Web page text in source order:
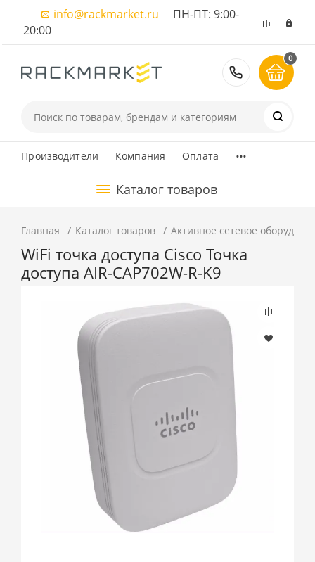
info@rackmarket.ru ПН-ПТ: 9:00-
20:00
8 (495)
0
Производители Компания Оплата ...
Каталог товаров
Главная Каталог товаров Активное сетевое
WiFi точка доступа Cisco Точка
доступа AIR-CAP702W-R-K9